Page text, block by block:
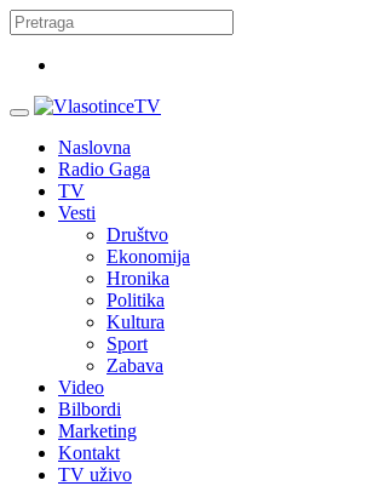
Naslovna
Radio Gaga
TV
Vesti
Društvo
Ekonomija
Hronika
Politika
Kultura
Sport
Zabava
Video
Bilbordi
Marketing
Kontakt
TV uživo